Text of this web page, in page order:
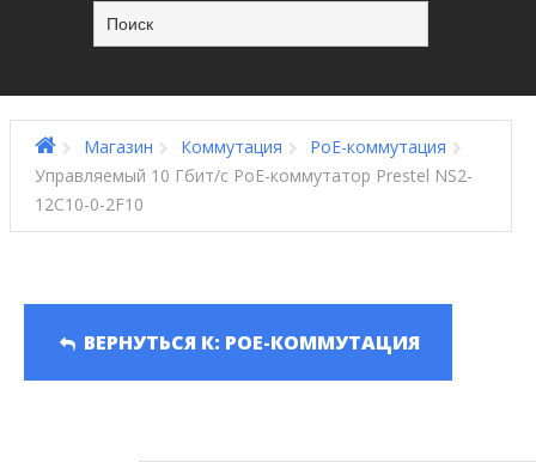
Магазин Коммутация
PoE-коммутация
Управляемый 10 Гбит/с PoE-коммутатор Prestel NS2-
12C10-0-2F10
ВЕРНУТЬСЯ К: POE-КОММУТАЦИЯ